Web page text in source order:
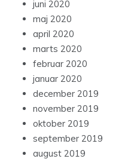
juni 2020
maj 2020
april 2020
marts 2020
februar 2020
januar 2020
december 2019
november 2019
oktober 2019
september 2019
august 2019